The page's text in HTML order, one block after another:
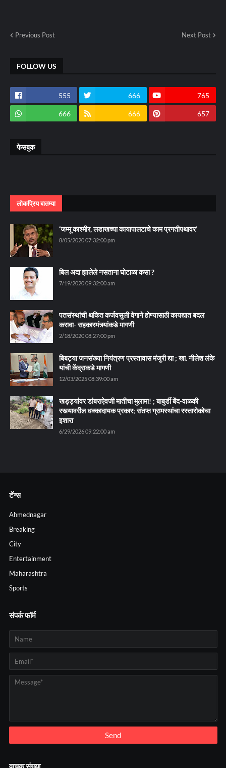
Previous Post Next Post
FOLLOW US
555 666 765
666 666 657
फेसबुक
लोकप्रिय बातम्या
‘जम्मू काश्मीर, लडाखच्या कायापालटाचे काम प्रगतीपथावर’
8/05/2020 07:32:00 pm
बिल अदा झालेले नसताना घोटाळा कसा ?
7/19/2020 09:32:00 am
पतसंस्थांची थकित कर्जवसुली वेगाने होण्यासाठी कायद्यात बदल
करावा- सहकारमंत्र्यांकडे मागणी
2/18/2020 08:27:00 pm
बिबट्या जनसंख्या नियंत्रण प्रस्तावास मंजुरी द्या ; खा. नीलेश लंके
यांची केंद्राकडे मागणी
12/03/2025 08:39:00 am
खड्ड्यांवर डांबराऐवजी मातीचा मुलामा! ; बाबुर्डी बेंद-वाळकी
रस्त्यावरील धक्कादायक प्रकार; संतप्त ग्रामस्थांचा रस्तारोकोचा
इशारा
6/29/2026 09:22:00 am
टॅग्स
Ahmednagar
Breaking
City
Entertainment
Maharashtra
Sports
संपर्क फॉर्म
वाचक संख्या